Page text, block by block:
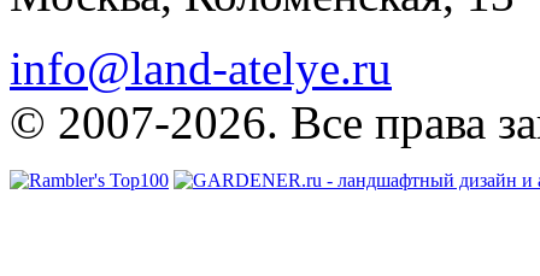
info@land-atelye.ru
© 2007-2026. Все права